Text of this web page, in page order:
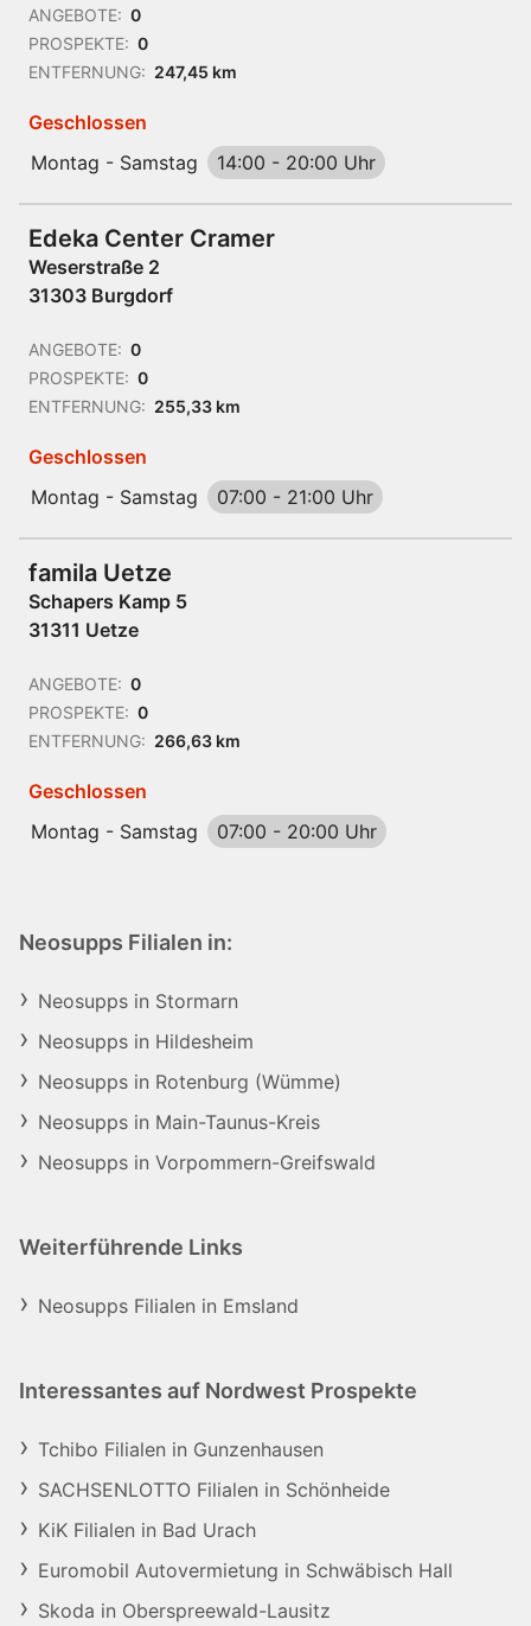
ANGEBOTE: 0
PROSPEKTE: 0
ENTFERNUNG: 247,45 km
Geschlossen
Montag - Samstag
14:00 - 20:00 Uhr
Edeka Center Cramer
Weserstraße 2
31303 Burgdorf
ANGEBOTE: 0
PROSPEKTE: 0
ENTFERNUNG: 255,33 km
Geschlossen
Montag - Samstag
07:00 - 21:00 Uhr
famila Uetze
Schapers Kamp 5
31311 Uetze
ANGEBOTE: 0
PROSPEKTE: 0
ENTFERNUNG: 266,63 km
Geschlossen
Montag - Samstag
07:00 - 20:00 Uhr
Neosupps Filialen in:
Neosupps in Stormarn
Neosupps in Hildesheim
Neosupps in Rotenburg (Wümme)
Neosupps in Main-Taunus-Kreis
Neosupps in Vorpommern-Greifswald
Weiterführende Links
Neosupps Filialen in Emsland
Interessantes auf Nordwest Prospekte
Tchibo Filialen in Gunzenhausen
SACHSENLOTTO Filialen in Schönheide
KiK Filialen in Bad Urach
Euromobil Autovermietung in Schwäbisch Hall
Skoda in Oberspreewald-Lausitz